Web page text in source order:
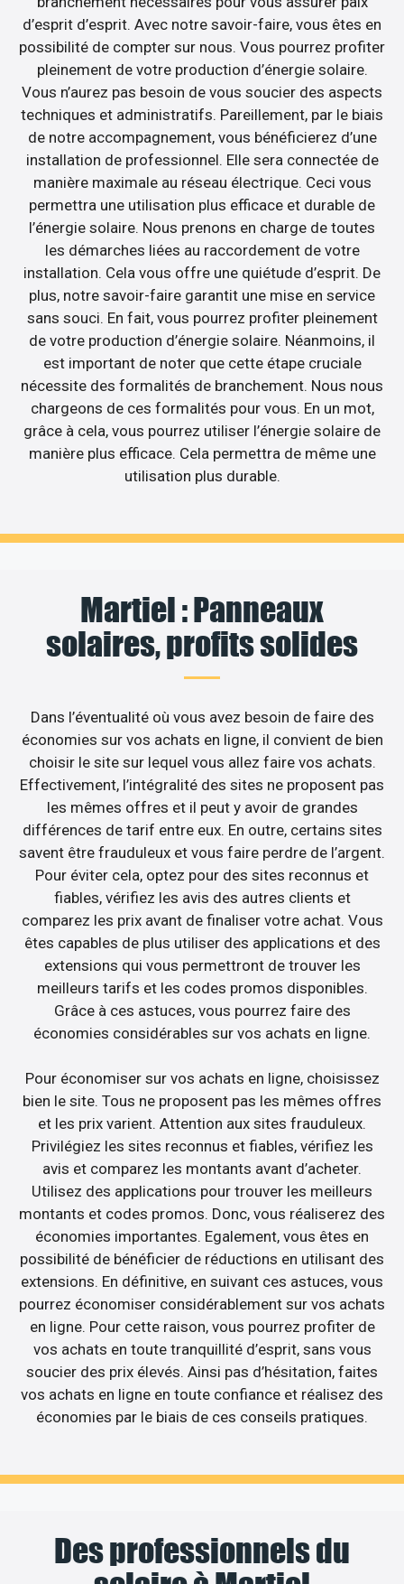
d’esprit d’esprit. Avec notre savoir-faire, vous êtes en
possibilité de compter sur nous. Vous pourrez profiter
pleinement de votre production d’énergie solaire.
Vous n’aurez pas besoin de vous soucier des aspects
techniques et administratifs. Pareillement, par le biais
de notre accompagnement, vous bénéficierez d’une
installation de professionnel. Elle sera connectée de
manière maximale au réseau électrique. Ceci vous
permettra une utilisation plus efficace et durable de
l’énergie solaire. Nous prenons en charge de toutes
les démarches liées au raccordement de votre
installation. Cela vous offre une quiétude d’esprit. De
plus, notre savoir-faire garantit une mise en service
sans souci. En fait, vous pourrez profiter pleinement
de votre production d’énergie solaire. Néanmoins, il
est important de noter que cette étape cruciale
nécessite des formalités de branchement. Nous nous
chargeons de ces formalités pour vous. En un mot,
grâce à cela, vous pourrez utiliser l’énergie solaire de
manière plus efficace. Cela permettra de même une
utilisation plus durable.
Martiel : Panneaux
solaires, profits solides
Dans l’éventualité où vous avez besoin de faire des
économies sur vos achats en ligne, il convient de bien
choisir le site sur lequel vous allez faire vos achats.
Effectivement, l’intégralité des sites ne proposent pas
les mêmes offres et il peut y avoir de grandes
différences de tarif entre eux. En outre, certains sites
savent être frauduleux et vous faire perdre de l’argent.
Pour éviter cela, optez pour des sites reconnus et
fiables, vérifiez les avis des autres clients et
comparez les prix avant de finaliser votre achat. Vous
êtes capables de plus utiliser des applications et des
extensions qui vous permettront de trouver les
meilleurs tarifs et les codes promos disponibles.
Grâce à ces astuces, vous pourrez faire des
économies considérables sur vos achats en ligne.
Pour économiser sur vos achats en ligne, choisissez
bien le site. Tous ne proposent pas les mêmes offres
et les prix varient. Attention aux sites frauduleux.
Privilégiez les sites reconnus et fiables, vérifiez les
avis et comparez les montants avant d’acheter.
Utilisez des applications pour trouver les meilleurs
montants et codes promos. Donc, vous réaliserez des
économies importantes. Egalement, vous êtes en
possibilité de bénéficier de réductions en utilisant des
extensions. En définitive, en suivant ces astuces, vous
pourrez économiser considérablement sur vos achats
en ligne. Pour cette raison, vous pourrez profiter de
vos achats en toute tranquillité d’esprit, sans vous
soucier des prix élevés. Ainsi pas d’hésitation, faites
vos achats en ligne en toute confiance et réalisez des
économies par le biais de ces conseils pratiques.
Des professionnels du